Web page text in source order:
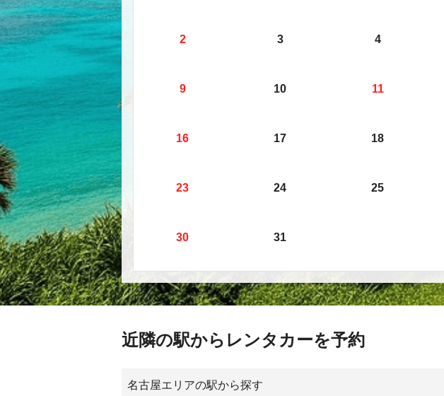
2 3 4
9 10 11
16 17 18
23 24 25
30 31
近隣の駅からレンタカーを予約
名古屋エリアの駅から探す